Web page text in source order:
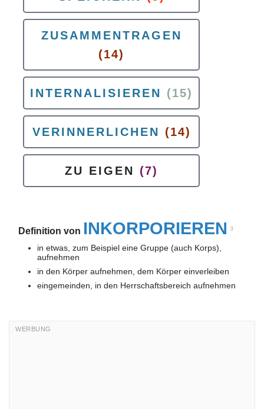
ZUSAMMENTRAGEN
(14)
INTERNALISIEREN (15)
VERINNERLICHEN (14)
ZU EIGEN (7)
Definition von INKORPORIEREN 3
in etwas, zum Beispiel eine Gruppe (auch Korps),
aufnehmen
in den Körper aufnehmen, dem Körper einverleiben
eingemeinden, in den Herrschaftsbereich aufnehmen